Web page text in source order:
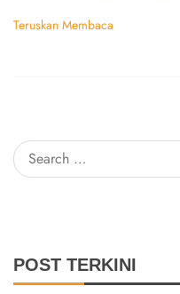
Teruskan Membaca
Search
for:
POST TERKINI